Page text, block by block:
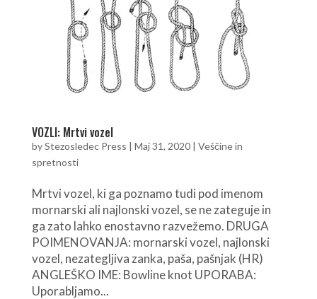
VOZLI: Mrtvi vozel
byStezosledec Press | Maj 31, 2020| Veščine in
spretnosti
Mrtvi vozel, ki ga poznamo tudi pod imenom
mornarski ali najlonski vozel, se ne zateguje in
ga zato lahko enostavno razvežemo. DRUGA
POIMENOVANJA: mornarski vozel, najlonski
vozel, nezategljiva zanka, paša, pašnjak (HR)
ANGLEŠKO IME: Bowline knot UPORABA:
Uporabljamo...